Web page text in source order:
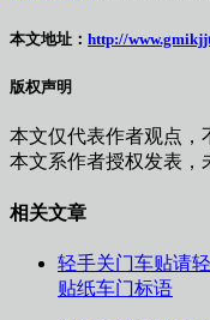
本文地址： http://
版权声明
本文仅代表作者观点，
本文系作者授权发表，
相关文章
轻手关门车贴请
贴纸车门标语